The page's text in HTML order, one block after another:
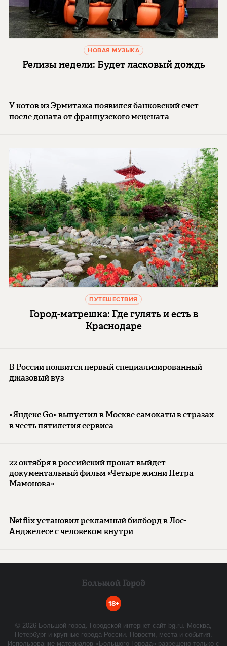
НОВАЯ МУЗЫКА
Релизы недели: Будет ласковый дождь
У котов из Эрмитажа появился банковский счет
после доната от французского мецената
ПУТЕШЕСТВИЯ
Город-матрешка: Где гулять и есть в
Краснодаре
В России появится первый специализированный
джазовый вуз
«Яндекс Go» выпустил в Москве самокаты в стразах
в честь пятилетия сервиса
22 октября в российский прокат выйдет
документальный фильм «Четыре жизни Петра
Мамонова»
Netflix установил рекламный билборд в Лос-
Анджелесе с человеком внутри
18+
© 2026 Большой город. Городской интернет-сайт bg.ru. Москва,
Петербург и крупные города России. Новости, места и события.
Использование материалов «Большого Города» разрешено только с